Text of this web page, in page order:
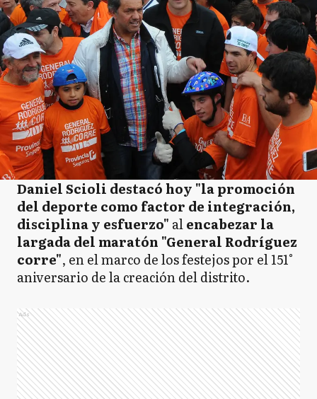
Daniel Scioli destacó hoy "la promoción
del deporte como factor de integración,
disciplina y esfuerzo" alencabezar la
largada del maratón "General Rodríguez
corre", en el marco de los festejos por el 151°
aniversario de la creación del distrito.
Ads